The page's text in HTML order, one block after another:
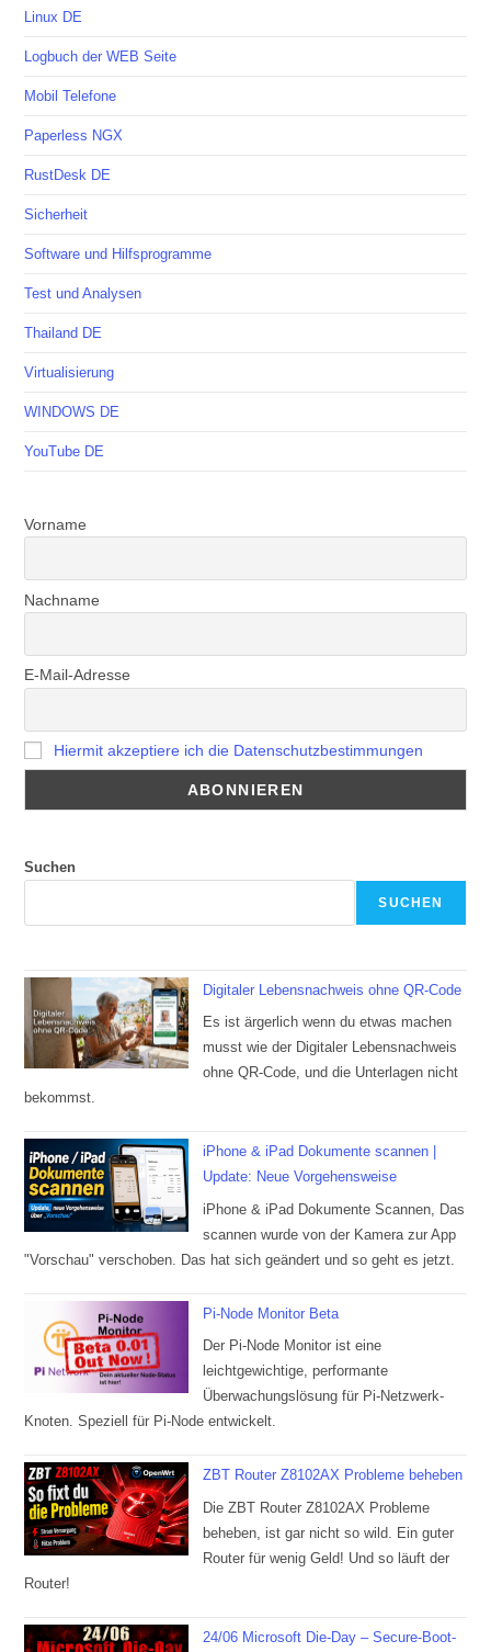
Linux DE
Logbuch der WEB Seite
Mobil Telefone
Paperless NGX
RustDesk DE
Sicherheit
Software und Hilfsprogramme
Test und Analysen
Thailand DE
Virtualisierung
WINDOWS DE
YouTube DE
Vorname
Nachname
E-Mail-Adresse
Hiermit akzeptiere ich die Datenschutzbestimmungen
Suchen
SUCHEN
Digitaler Lebensnachweis ohne QR-Code
Es ist ärgerlich wenn du etwas machen
musst wie der Digitaler Lebensnachweis
ohne QR-Code, und die Unterlagen nicht
bekommst.
iPhone & iPad Dokumente scannen |
Update: Neue Vorgehensweise
iPhone & iPad Dokumente Scannen, Das
scannen wurde von der Kamera zur App
"Vorschau" verschoben. Das hat sich geändert und so geht es jetzt.
Pi-Node Monitor Beta
Der Pi-Node Monitor ist eine
leichtgewichtige, performante
Überwachungslösung für Pi-Netzwerk-
Knoten. Speziell für Pi-Node entwickelt.
ZBT Router Z8102AX Probleme beheben
Die ZBT Router Z8102AX Probleme
beheben, ist gar nicht so wild. Ein guter
Router für wenig Geld! Und so läuft der
Router!
24/06 Microsoft Die-Day – Secure-Boot-